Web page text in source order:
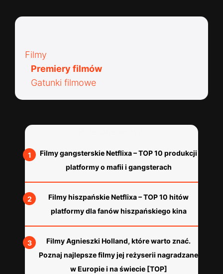
Filmy
Premiery filmów
Gatunki filmowe
Filmy gangsterskie Netflixa – TOP 10 produkcji
platformy o mafii i gangsterach
Filmy hiszpańskie Netflixa – TOP 10 hitów
platformy dla fanów hiszpańskiego kina
Filmy Agnieszki Holland, które warto znać.
Poznaj najlepsze filmy jej reżyserii nagradzane
w Europie i na świecie [TOP]